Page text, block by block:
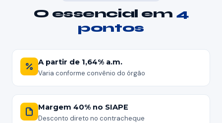
Dúvidas
⚡ Simular agora
O essencial em 4
pontos
A partir de 1,64% a.m.
Varia conforme convênio do órgão
Margem 40% no SIAPE
Desconto direto no contracheque